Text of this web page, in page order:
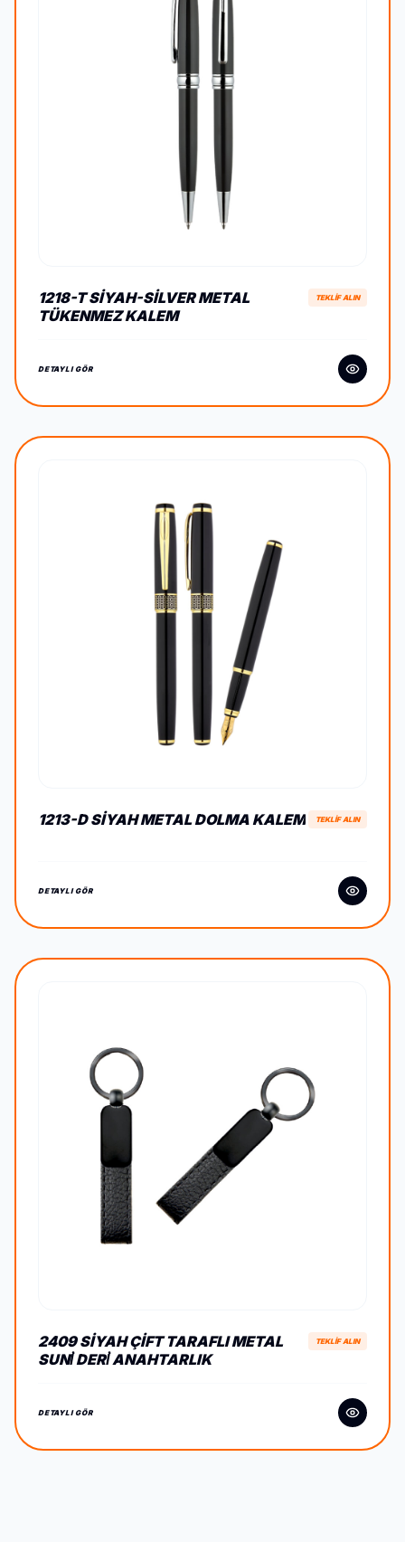
1218-T SIYAH-SILVER METAL
TÜKENMEZ KALEM
TEKLİF ALIN
DETAYLI GÖR
1213-D SIYAH METAL DOLMA KALEM TEKLİF ALIN
DETAYLI GÖR
2409 SIYAH ÇIFT TARAFLI METAL
SUNİ DERİ ANAHTARLIK
TEKLİF ALIN
DETAYLI GÖR